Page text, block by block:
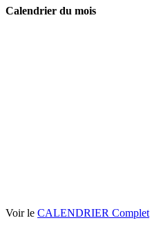
Calendrier du mois
Voir le CALENDRIER Complet